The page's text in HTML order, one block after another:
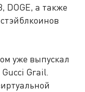
DOGE, а также
уже выпускал
Grail.